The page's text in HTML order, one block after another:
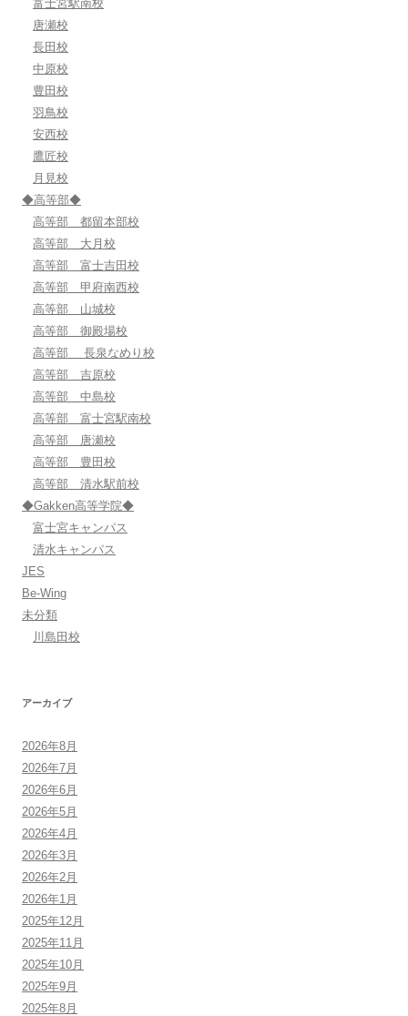
富士宮駅南校
唐瀬校
長田校
中原校
豊田校
羽鳥校
安西校
鷹匠校
月見校
◆高等部◆
高等部 都留本部校
高等部 大月校
高等部 富士吉田校
高等部 甲府南西校
高等部 山城校
高等部 御殿場校
高等部 長泉なめり校
高等部 吉原校
高等部 中島校
高等部 富士宮駅南校
高等部 唐瀬校
高等部 豊田校
高等部 清水駅前校
◆Gakken高等学院◆
富士宮キャンパス
清水キャンパス
JES
Be-Wing
未分類
川島田校
アーカイブ
2026年8月
2026年7月
2026年6月
2026年5月
2026年4月
2026年3月
2026年2月
2026年1月
2025年12月
2025年11月
2025年10月
2025年9月
2025年8月